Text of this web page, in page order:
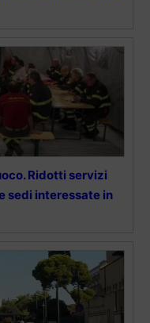
Ridotti servizi
sedi interessate in